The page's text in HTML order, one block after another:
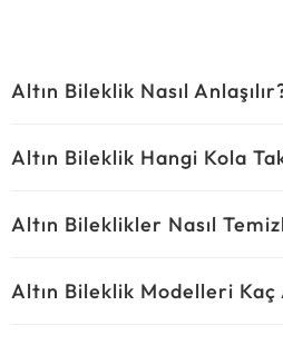
Altın Bileklik Nasıl
Altın Bileklik Hangi Kola
Altın Bileklikler Nasıl
Altın Bileklik Modelleri Kaç